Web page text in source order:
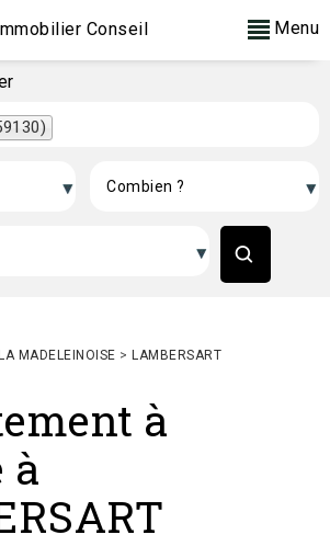
Conseil Menu
MADELEINOISE > LAMBERSART
à
à